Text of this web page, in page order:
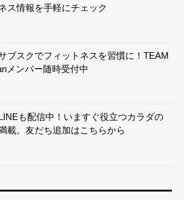
ス情報を手軽にチェック
ブスクでフィットネスを習慣に！TEAM
メンバー随時受付中
も配信中！いますぐ役立つカラダの
載。友だち追加はこちらから